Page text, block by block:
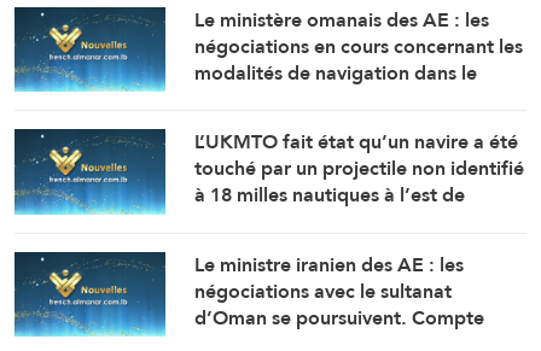
Le ministère omanais des AE : les
négociations en cours concernant les
modalités de navigation dans le
une atmosphère positive et
constructive.
L’UKMTO fait état qu’un navire a été
touché par un projectile non identifié
à 18 milles nautiques à l’est de
L’incendie y a été maîtrisé.
Le ministre iranien des AE : les
négociations avec le sultanat
d’Oman se poursuivent. Compte